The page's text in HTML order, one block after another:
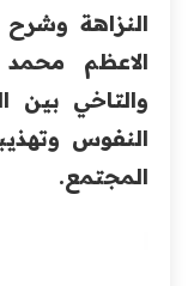
النزاهة
الاعظم
والتاخي بين
النفوس
المجتمع.